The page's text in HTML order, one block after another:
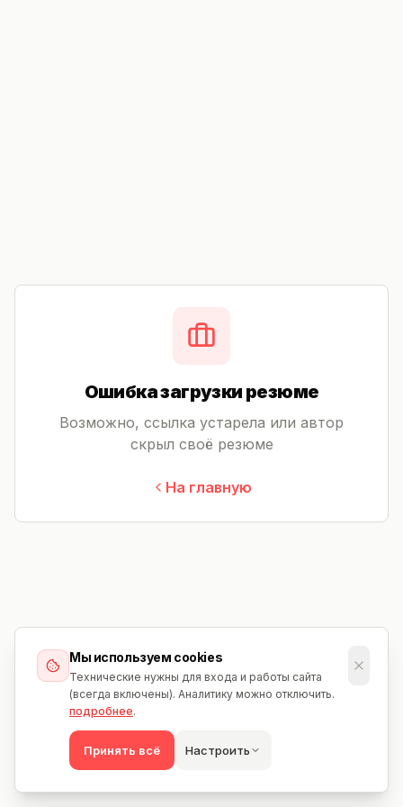
Мы используем cookies
Технические нужны для входа и работы сайта
(всегда включены). Аналитику можно отключить.
подробнее.
Принять всё Настроить
Ошибка загрузки резюме
Возможно, ссылка устарела или автор
скрыл своё резюме
На главную